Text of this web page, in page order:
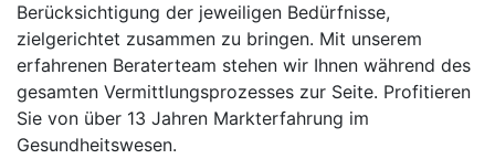
Berücksichtigung der jeweiligen Bedürfnisse,
zielgerichtet zusammen zu bringen. Mit unserem
erfahrenen Beraterteam stehen wir Ihnen während des
gesamten Vermittlungsprozesses zur Seite. Profitieren
Sie von über 13 Jahren Markterfahrung im
Gesundheitswesen.